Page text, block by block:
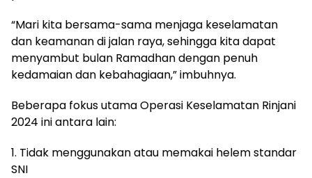
“Mari kita bersama-sama menjaga keselamatan
dan keamanan di jalan raya, sehingga kita dapat
menyambut bulan Ramadhan dengan penuh
kedamaian dan kebahagiaan,” imbuhnya.
Beberapa fokus utama Operasi Keselamatan Rinjani
2024 ini antara lain:
1. Tidak menggunakan atau memakai helem standar
SNI